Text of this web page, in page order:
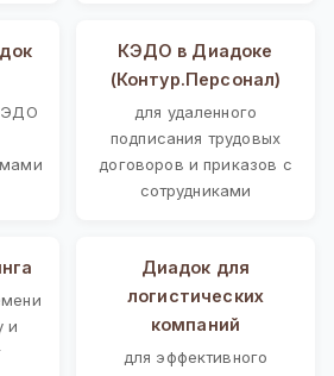
ЭДО
КЭДО в Диадоке
(Контур.Персонал)
для удаленного
подписания трудовых
договоров и приказов с
сотрудниками
и
Диадок для
логистических
компаний
для эффективного